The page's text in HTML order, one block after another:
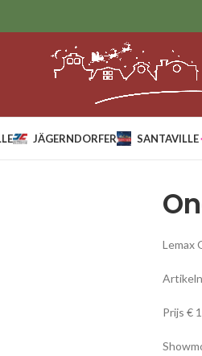
JÄGERNDORFER SANTAVILLE
Lemax
Prijs €